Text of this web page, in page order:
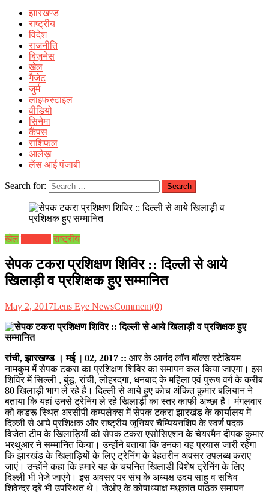
झारखण्ड
राष्ट्रीय
विदेश
राजनीति
बिज़नेस
खेल
गैजेट
जुर्म
लाइफस्टाइल
वीडियो
सिनेमा
कैंपस
राशिफल
आलेख़
लेंस आई पंजाबी
Search for:
खेल राष्ट्रीय
सेपक टकरा प्रशिक्षण शिविर :: दिल्ली से आये
खिलाड़ी व प्रशिक्षक हुए सम्मानित
May 2, 2017Lens Eye NewsComment(0)
रांची, झारखण्ड । मई | 02, 2017 :: आर के आनंद लॉन बॉल्स स्टेडियम
नामकुम में सेपक टकरा का प्रशिक्षण शिविर का समापन कल किया जाएगा। इस
शिविर में सिल्ली , बुंडू, रांची, लोहरदगा, धनबाद के महिला एवं पुरूष वर्ग के करीब
80 खिलाड़ी भाग ले रहे है। दिल्ली से आये हुए कोच अंकित कुमार बलियान ने
बताया कि यहां उनसे ट्रेनिंग ले रहे खिलाड़ी का स्तर काफी अच्छा है। मंगलवार
को कडरू स्थित अरसीपी कम्पलेक्स में सेपक टकरा झारखंड के कार्यालय में
दिल्ली से आये प्रशिक्षक और राष्ट्रीय जूनियर चैम्पियनशिप के स्वर्ण पदक
विजेता टीम के खिलाड़ियों को सेपक टकरा एसोसिएशन के चेयरमैन दीपक कुमार
भरथुआर ने सम्मानित किया। उन्होंने बताया कि उनका यह प्रयास जारी रहेगा
कि झारखंड के खिलाड़ियों के लिए ट्रेनिंग के बेहतरीन अवसर उपलब्ध कराए
जाएं। उन्होंने कहा कि हमारे यह के चयनित खिलाडी विशेष ट्रेनिंग के लिए
दिल्ली भी भेजे जाएंगे। इस अवसर पर संघ के अध्यक्ष उदय साहु व सचिव
शिवेन्द्र दुबे भी उपस्थित थे। जेओए के कोषाध्याक्ष मधुकांत पाठक समापन